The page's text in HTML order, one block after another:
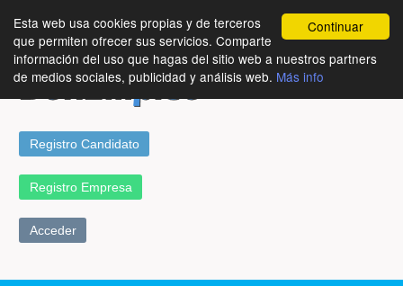
Continuar
Esta web usa cookies propias y de terceros
que permiten ofrecer sus servicios. Comparte
información del uso que hagas del sitio web a nuestros partners
de medios sociales, publicidad y análisis web. Más info
Registro Candidato
Registro Empresa
Acceder